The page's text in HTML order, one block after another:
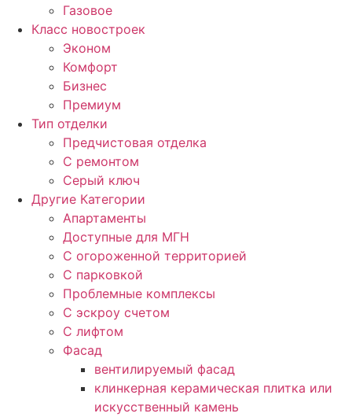
Газовое
Класс новостроек
Эконом
Комфорт
Бизнес
Премиум
Тип отделки
Предчистовая отделка
С ремонтом
Серый ключ
Другие Категории
Апартаменты
Доступные для МГН
С огороженной территорией
С парковкой
Проблемные комплексы
С эскроу счетом
С лифтом
Фасад
вентилируемый фасад
клинкерная керамическая плитка или
искусственный камень